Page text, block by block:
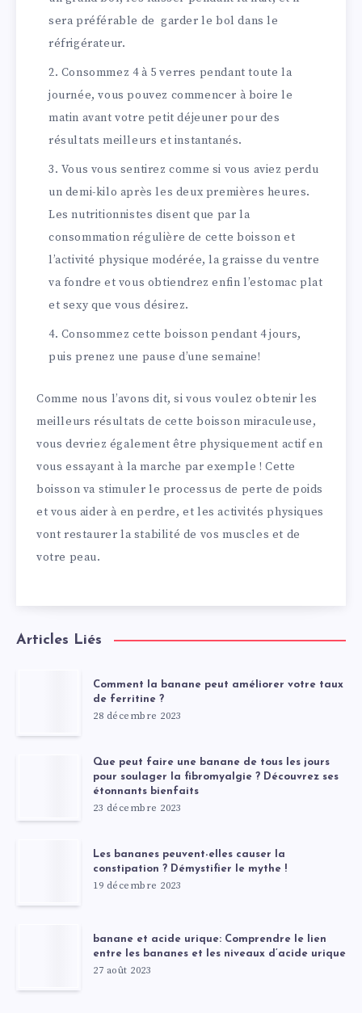
sera préférable de garder le bol dans le
réfrigérateur.
Consommez 4 à 5 verres pendant toute la
journée, vous pouvez commencer à boire le
matin avant votre petit déjeuner pour des
résultats meilleurs et instantanés.
Vous vous sentirez comme si vous aviez perdu
un demi-kilo après les deux premières heures.
Les nutritionnistes disent que par la
consommation régulière de cette boisson et
l’activité physique modérée, la graisse du ventre
va fondre et vous obtiendrez enfin l’estomac plat
et sexy que vous désirez.
Consommez cette boisson pendant 4 jours,
puis prenez une pause d’une semaine!
Comme nous l’avons dit, si vous voulez obtenir les
meilleurs résultats de cette boisson miraculeuse,
vous devriez également être physiquement actif en
vous essayant à la marche par exemple ! Cette
boisson va stimuler le processus de perte de poids
et vous aider à en perdre, et les activités physiques
vont restaurer la stabilité de vos muscles et de
votre peau.
Articles Liés
Comment la banane peut améliorer votre taux
de ferritine ?
28 décembre 2023
Que peut faire une banane de tous les jours
pour soulager la fibromyalgie ? Découvrez ses
étonnants bienfaits
23 décembre 2023
Les bananes peuvent-elles causer la
constipation ? Démystifier le mythe !
19 décembre 2023
banane et acide urique: Comprendre le lien
entre les bananes et les niveaux d’acide urique
27 août 2023